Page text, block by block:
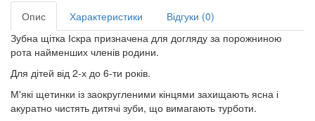
Опис Характеристики
Відгуки (0)
Зубна щітка Іскра призначена для догляду за порожниною
рота найменших членів родини.
Для дітей від 2-х до 6-ти років.
М'які щетинки із заокругленими кінцями захищають ясна і
акуратно чистять дитячі зуби, що вимагають турботи.